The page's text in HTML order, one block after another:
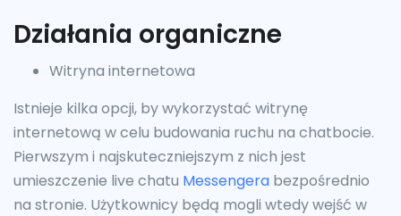
Działania organiczne
Witryna internetowa
Istnieje kilka opcji, by wykorzystać witrynę
internetową w celu budowania ruchu na chatbocie.
Pierwszym i najskuteczniejszym z nich jest
umieszczenie live chatu Messengera bezpośrednio
na stronie. Użytkownicy będą mogli wtedy wejść w